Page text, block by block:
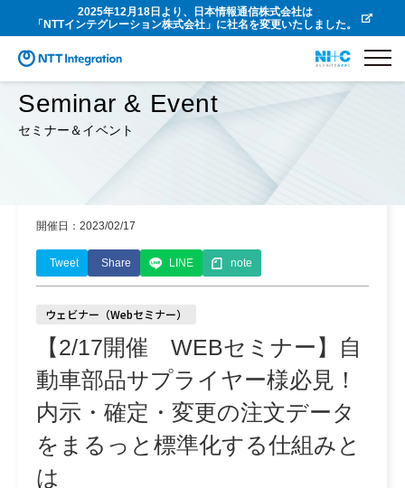
2025年12月18日より、日本情報通信株式会社は
「NTTインテグレーション株式会社」に社名を変更いたしました。
Seminar & Event
セミナー＆イベント
開催日：2023/02/17
Tweet Share LINE note
ウェビナー（Webセミナー）
【2/17開催 WEBセミナー】自
動車部品サプライヤー様必見！
内示・確定・変更の注文データ
をまるっと標準化する仕組みと
は